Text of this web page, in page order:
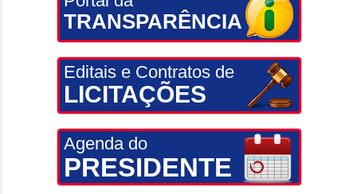
TRANSPARÊNCIA
Editais e Contratos de
LICITAÇÕES
Agenda do
PRESIDENTE